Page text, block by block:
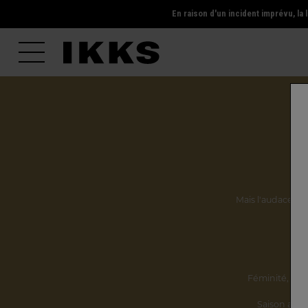
En raison d'un incident imprévu,
Mais l'audace, la
Féminité,
Saison